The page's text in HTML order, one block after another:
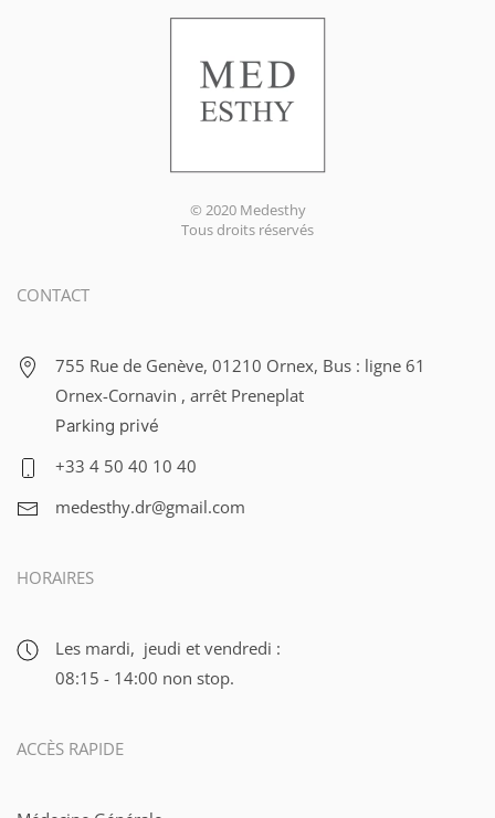
© 2020 Medesthy
Tous droits réservés
CONTACT
755 Rue de Genève, 01210 Ornex, Bus : ligne 61
Ornex-Cornavin , arrêt Preneplat
Parking privé
+33 4 50 40 10 40
medesthy.dr@gmail.com
HORAIRES
Les mardi, jeudi et vendredi :
08:15 - 14:00 non stop.
ACCÈS RAPIDE